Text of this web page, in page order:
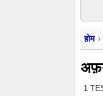
होम
1